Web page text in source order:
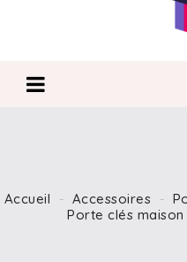
Accueil Accessoires
Porte clés